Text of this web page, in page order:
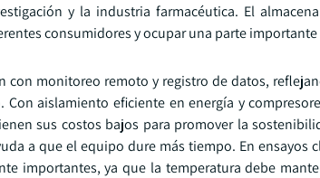
y la industria farmacéutica. El
consumidores y ocupar una parte
monitoreo remoto y registro de datos,
aislamiento eficiente en energía y
sus costos bajos para promover la
a que el equipo dure más tiempo. En ensayos
importantes, ya que la temperatura debe